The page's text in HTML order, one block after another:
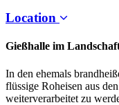
Location
Gießhalle im
In den ehemals
flüssige Roheisen aus
weiterverarbeitet zu